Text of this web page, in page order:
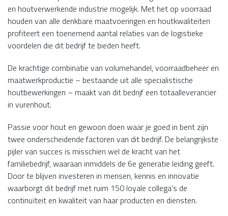
en houtverwerkende industrie mogelijk. Met het op voorraad
houden van alle denkbare maatvoeringen en houtkwaliteiten
profiteert een toenemend aantal relaties van de logistieke
voordelen die dit bedrijf te bieden heeft.
De krachtige combinatie van volumehandel, voorraadbeheer en
maatwerkproductie – bestaande uit alle specialistische
houtbewerkingen – maakt van dit bedrijf een totaalleverancier
in vurenhout.
Passie voor hout en gewoon doen waar je goed in bent zijn
twee onderscheidende factoren van dit bedrijf. De belangrijkste
pijler van succes is misschien wel de kracht van het
familiebedrijf, waaraan inmiddels de 6e generatie leiding geeft.
Door te blijven investeren in mensen, kennis en innovatie
waarborgt dit bedrijf met ruim 150 loyale collega’s de
continuïteit en kwaliteit van haar producten en diensten.